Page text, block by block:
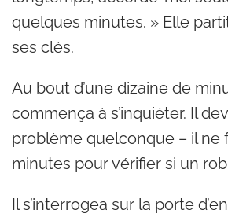
quelques minutes. » Elle
ses clés.
Au bout d’une dizaine de
commença à s’inquiéter. Il
problème quelconque – il ne
minutes pour vérifier si un
Il s’interrogea sur la porte